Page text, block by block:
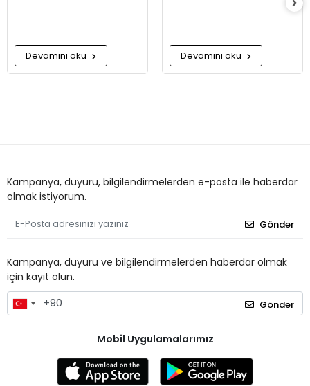
Devamını oku Devamını oku
Kampanya, duyuru, bilgilendirmelerden e-posta ile haberdar
olmak istiyorum.
Gönder
Kampanya, duyuru ve bilgilendirmelerden haberdar olmak
için kayıt olun.
Gönder
Mobil Uygulamalarımız